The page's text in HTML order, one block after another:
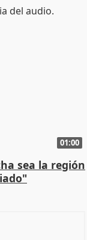
01:00
sea la región